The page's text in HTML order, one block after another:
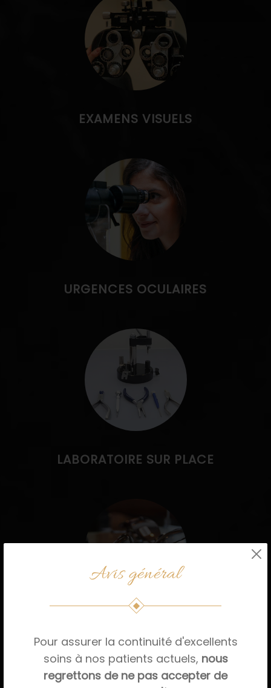
Avis général
Pour assurer la continuité d'excellents
soins à nos patients actuels, nous
regrettons de ne pas accepter de
EXAMENS VISUELS
URGENCES OCULAIRES
LABORATOIRE SUR PLACE